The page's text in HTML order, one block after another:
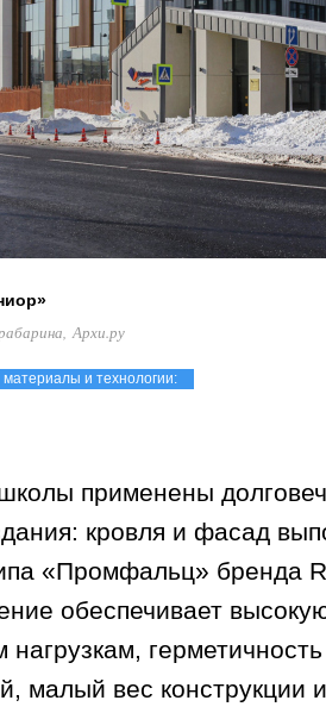
Архи.ру
и технологии:
применены
кровля и фасад
«Промфальц» бренда
обеспечивает
нагрузкам,
малый вес конструкции